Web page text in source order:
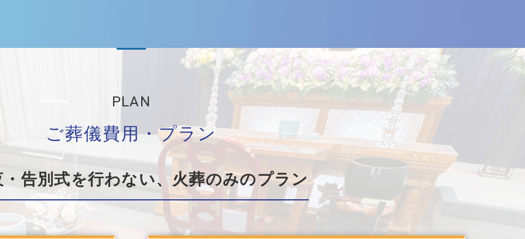
PLAN
ご葬儀費⽤・プラン
告別式を⾏わない、⽕葬のみのプラン